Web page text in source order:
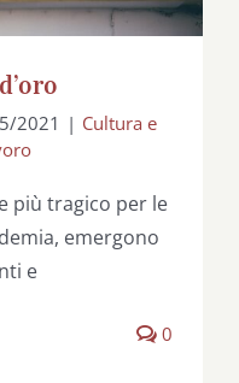
2021 | Cultura e
più tragico per le
emergono
e
0